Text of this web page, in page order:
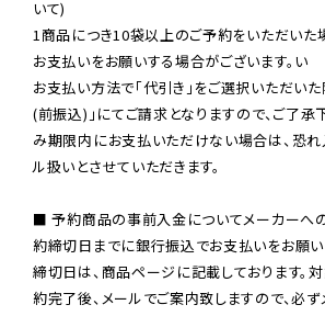
いて)
1商品につき10袋以上のご予約をいただいた
お支払いをお願いする場合がございます。い
お支払い方法で「代引き」をご選択いただいた
(前振込)」にてご請求となりますので、ご了承
み期限内にお支払いただけない場合は、恐れ
ル扱いとさせていただきます。
■ 予約商品の事前入金についてメーカーへ
約締切日までに銀行振込でお支払いをお願
締切日は、商品ページに記載しております。
約完了後、メールでご案内致しますので、必